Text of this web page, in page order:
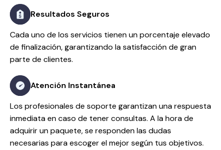
Resultados Seguros
Cada uno de los servicios tienen un porcentaje elevado
de finalización, garantizando la satisfacción de gran
parte de clientes.
Atención Instantánea
Los profesionales de soporte garantizan una respuesta
inmediata en caso de tener consultas. A la hora de
adquirir un paquete, se responden las dudas
necesarias para escoger el mejor según tus objetivos.